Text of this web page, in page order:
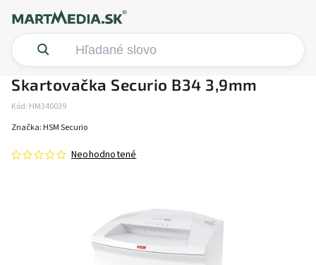
Skartovačka Securio B34 3,9mm
Kód: HM340039
Neohodnotené
Značka: HSM Securio